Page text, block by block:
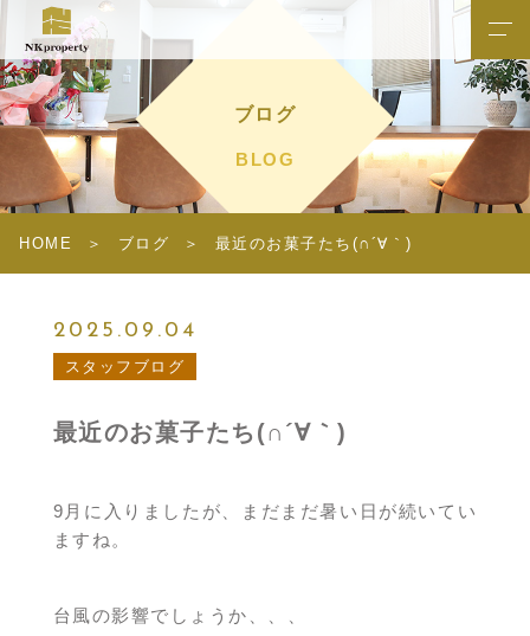
ブログ
BLOG
HOME ブログ 最近のお菓子たち(∩´∀｀)
2025.09.04
スタッフブログ
最近のお菓子たち(∩´∀｀)
9月に入りましたが、まだまだ暑い日が続いてい
ますね。
台風の影響でしょうか、、、